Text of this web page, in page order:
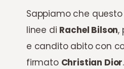
Sappiamo che
linee di Rachel Bilson,
e candito abito con
firmato Christian Dior.